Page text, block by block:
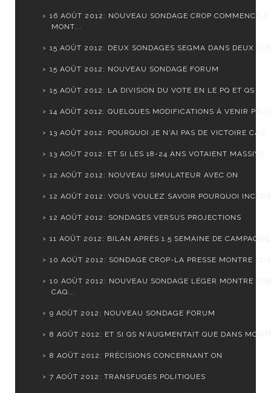
16 AOÛT 2012: NOUVEAU SONDAGE CROP COMMENCE À
MONT...
15 AOÛT 2012: DEUX SONDAGES SEGMA DANS DEUX
15 AOÛT 2012: NOUVEAU SONDAGE FORUM
15 AOÛT 2012: LA DIVISION DU VOTE EN LE PQ ET QS
14 AOÛT 2012: QUELQUES MODIFICATIONS À VENIR
13 AOÛT 2012: POURQUOI JE N'AI PAS DE VICTOIRE
13 AOÛT 2012: ET SI LES 18-24 ANS VOTAIENT
12 AOÛT 2012: NOUVEAU SIMULATEUR AVEC ON
12 AOÛT 2012: VOUS VOULEZ SAVOIR POURQUOI
12 AOÛT 2012: SONDAGES VERSUS PROJECTIONS
11 AOÛT 2012: BILAN APRÈS 1.5 SEMAINE DE CAMPAGNE
10 AOÛT 2012: SONDAGE CROP-LA PRESSE MONTRE LE
10 AOÛT 2012: NOUVEAU SONDAGE LÉGER MONTRE
CAQ...
9 AOÛT 2012: NOUVEAU SONDAGE FORUM
8 AOÛT 2012: ET SI QS N'AUGMENTAIT QUE DANS
8 AOÛT 2012: PRÉCISIONS CONCERNANT ON
7 AOÛT 2012: TRANSFUGES POLITIQUES